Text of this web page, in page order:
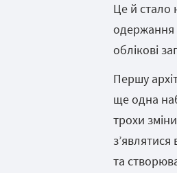
Це й стало
одержання
облікові
Першу
ще одна
трохи
та